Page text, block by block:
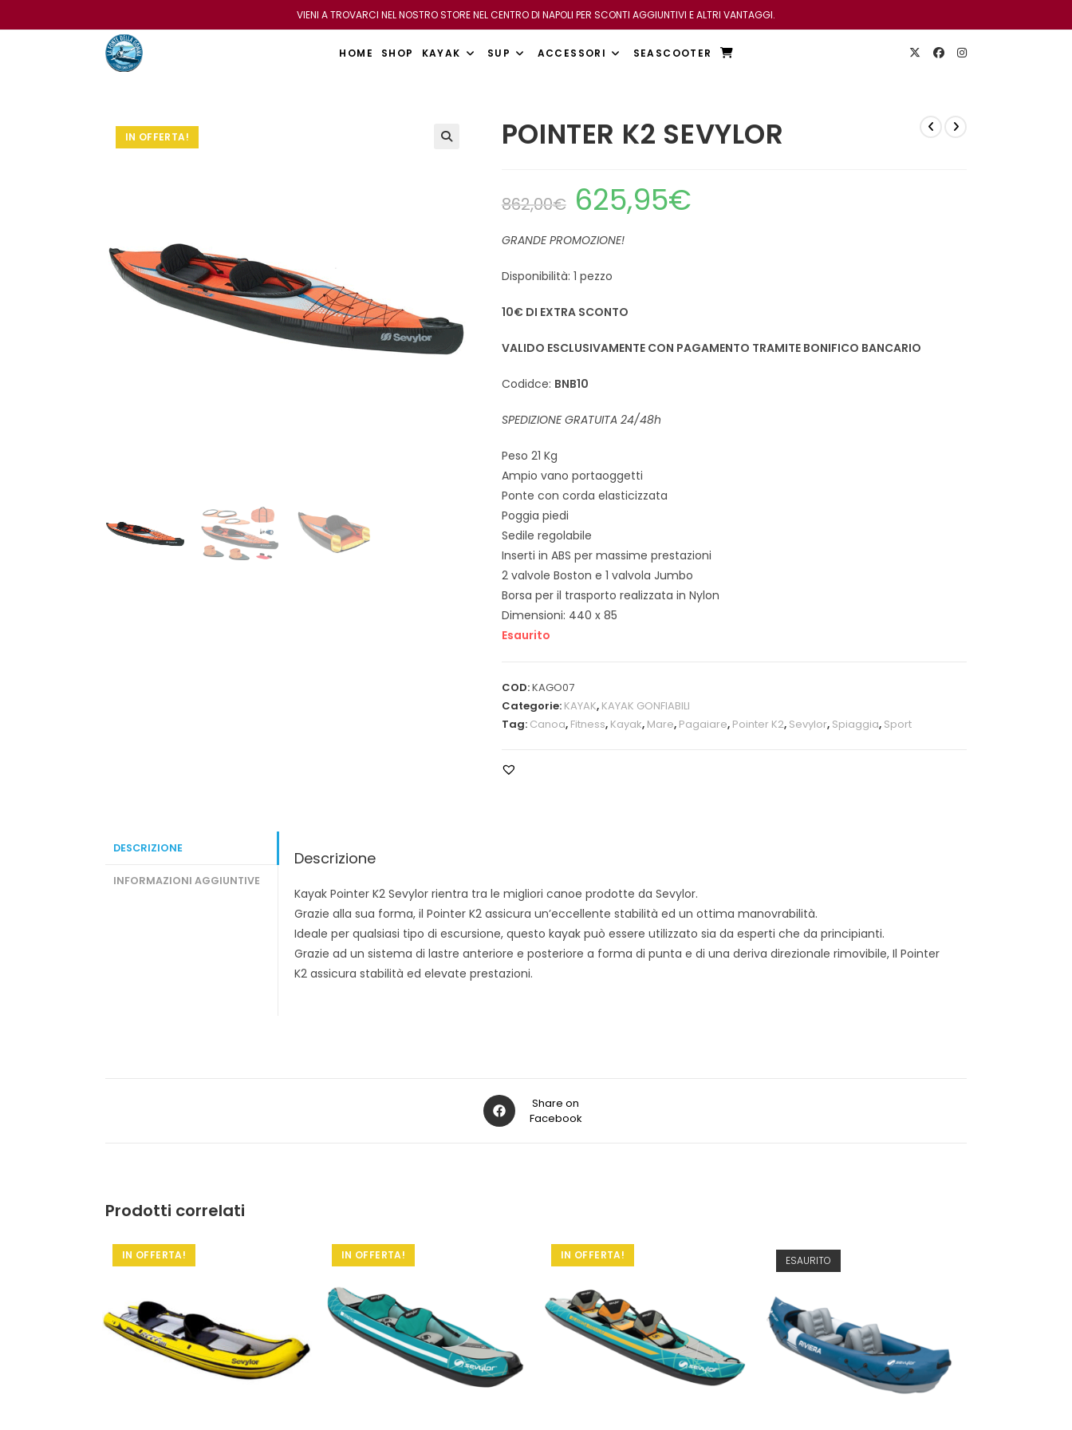
VIENI A TROVARCI NEL NOSTRO STORE NEL CENTRO DI NAPOLI PER SCONTI AGGIUNTIVI E ALTRI VANTAGGI.
HOME SHOP KAYAK SUP ACCESSORI SEASCOOTER
IN OFFERTA! POINTER K2 SEVYLOR
862,00€ 625,95€
GRANDE PROMOZIONE!
Disponibilità: 1 pezzo
10€ DI EXTRA SCONTO
VALIDO ESCLUSIVAMENTE CON PAGAMENTO TRAMITE BONIFICO BANCARIO
Codidce: BNB10
SPEDIZIONE GRATUITA 24/48h
Peso 21 Kg
Ampio vano portaoggetti
Ponte con corda elasticizzata
Poggia piedi
Sedile regolabile
Inserti in ABS per massime prestazioni
2 valvole Boston e 1 valvola Jumbo
Borsa per il trasporto realizzata in Nylon
Dimensioni: 440 x 85
Esaurito
COD:KAGO07
Categorie: KAYAK, KAYAK GONFIABILI
Tag: Canoa, Fitness, Kayak, Mare, Pagaiare, Pointer K2, Sevylor, Spiaggia, Sport
DESCRIZIONE
INFORMAZIONI AGGIUNTIVE
Descrizione
Kayak Pointer K2 Sevylor rientra tra le migliori canoe prodotte da Sevylor.
Grazie alla sua forma, il Pointer K2 assicura un’eccellente stabilità ed un ottima manovrabilità.
Ideale per qualsiasi tipo di escursione, questo kayak può essere utilizzato sia da esperti che da principianti.
Grazie ad un sistema di lastre anteriore e posteriore a forma di punta e di una deriva direzionale rimovibile, Il Pointer
K2 assicura stabilità ed elevate prestazioni.
Share on
Facebook
Prodotti correlati
IN OFFERTA! IN OFFERTA! IN OFFERTA! ESAURITO